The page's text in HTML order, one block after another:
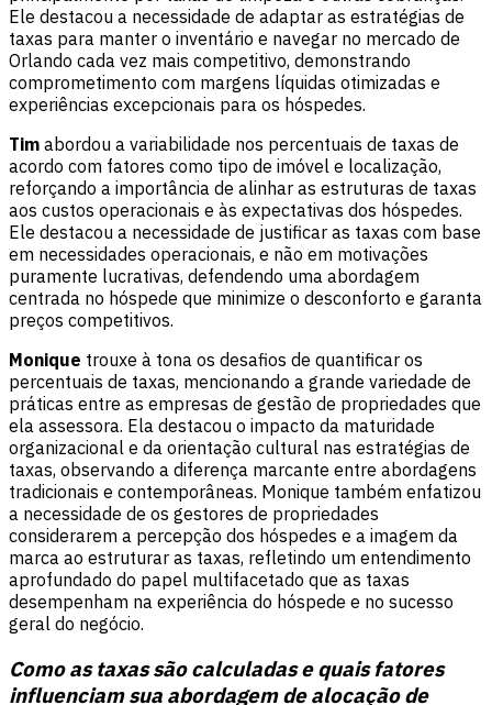
Ele destacou a necessidade de adaptar as estratégias de
taxas para manter o inventário e navegar no mercado de
Orlando cada vez mais competitivo, demonstrando
comprometimento com margens líquidas otimizadas e
experiências excepcionais para os hóspedes.
Tim abordou a variabilidade nos percentuais de taxas de
acordo com fatores como tipo de imóvel e localização,
reforçando a importância de alinhar as estruturas de taxas
aos custos operacionais e às expectativas dos hóspedes.
Ele destacou a necessidade de justificar as taxas com base
em necessidades operacionais, e não em motivações
puramente lucrativas, defendendo uma abordagem
centrada no hóspede que minimize o desconforto e garanta
preços competitivos.
Monique trouxe à tona os desafios de quantificar os
percentuais de taxas, mencionando a grande variedade de
práticas entre as empresas de gestão de propriedades que
ela assessora. Ela destacou o impacto da maturidade
organizacional e da orientação cultural nas estratégias de
taxas, observando a diferença marcante entre abordagens
tradicionais e contemporâneas. Monique também enfatizou
a necessidade de os gestores de propriedades
considerarem a percepção dos hóspedes e a imagem da
marca ao estruturar as taxas, refletindo um entendimento
aprofundado do papel multifacetado que as taxas
desempenham na experiência do hóspede e no sucesso
geral do negócio.
Como as taxas são calculadas e quais fatores
influenciam sua abordagem de alocação de